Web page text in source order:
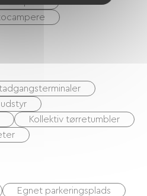
Kollektiv tørretumbler
Egnet parkeringsplads